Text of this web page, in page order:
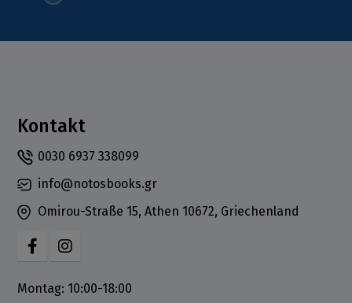
Kontakt
0030 6937 338099
info@notosbooks.gr
Omirou-Straße 15, Athen 10672, Griechenland
Montag: 10:00-18:00